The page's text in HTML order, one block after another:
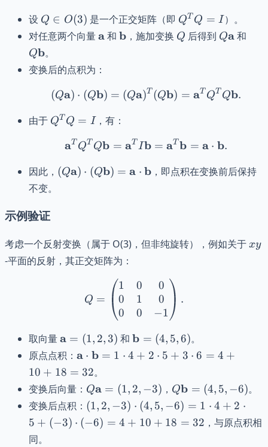
设 Q
\in
O(3)
Q ∈ O(3) 是一个正交矩阵（即 Q^T
Q =
I
QT Q = I）。
对任意两个向量 \mathbf{a}
a和 \mathbf{b}
b ，施加变换 Q
Q 后得到 Qa和
Qb。
变换后的点积为：
(Q\mathbf{a}) \cdot
(Qa) ⋅ (Qb) = (Qa)T (Qb) = aT QT Qb.
由于 Q^T
QT Q = I，有：
\mathbf{a}^T Q^T Q
aT QT Qb = aT Ib = aT b = a ⋅ b.
因此， (Q\mathbf{a})
\mathbf{b}
(Qa) ⋅ (Qb) = a ⋅ b，即点积在变换前后保持
不变。
示例验证
考虑一个反射变换（属于 O(3)，但非纯旋转），例如关于 xy
xy
-平面的反射，其正交矩阵为：
Q = \begin{pmatrix} 1
Q =
1
0
0
0
1
0
0
0
−1
.
取向量 \mathbf{a}
= (1, 2, 3)
a = (1, 2,3) 和\mathbf{b}
= (4, 5, 6)
b = (4, 5,6)。
原点点积： \mathbf{a}
\cdot
\mathbf{b}
= 1 \cdot 4
+ 2 \cdot 5
+ 3 \cdot 6
a ⋅ b = 1 ⋅ 4 + 2 ⋅ 5 + 3 ⋅ 6 = 4 +
10 + 18 = 32。
变换后向量： Q\mathbf{a}
= (1, 2, -3)
Qa = (1, 2, −3) ， Q\mathbf{b}
= (4, 5, -6)
Qb = (4, 5, −6)。
变换后点积： (1, 2,
-3)
\cdot
(1, 2, −3) ⋅ (4, 5, −6) = 1 ⋅ 4 + 2 ⋅
5 + (−3) ⋅ (−6) = 4 + 10 + 18 = 32 ，与原点积相
同。